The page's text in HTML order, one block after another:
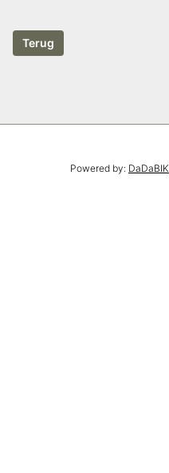
Powered by: DaDaBIK